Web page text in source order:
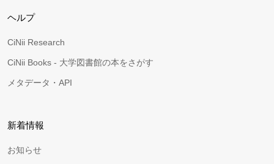
ヘルプ
CiNii Research
CiNii Books - 大学図書館の本をさがす
メタデータ・API
新着情報
お知らせ